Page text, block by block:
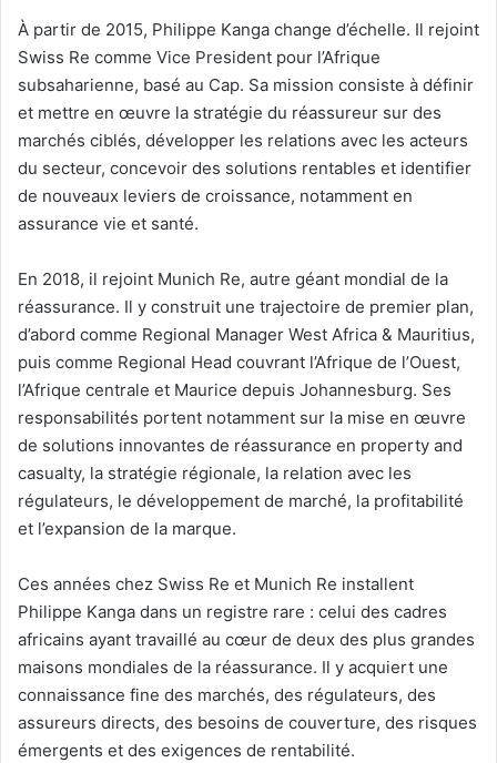
À partir de 2015, Philippe Kanga change d’échelle. Il rejoint
Swiss Re comme Vice President pour l’Afrique
subsaharienne, basé au Cap. Sa mission consiste à définir
et mettre en œuvre la stratégie du réassureur sur des
marchés ciblés, développer les relations avec les acteurs
du secteur, concevoir des solutions rentables et identifier
de nouveaux leviers de croissance, notamment en
assurance vie et santé.
En 2018, il rejoint Munich Re, autre géant mondial de la
réassurance. Il y construit une trajectoire de premier plan,
d’abord comme Regional Manager West Africa & Mauritius,
puis comme Regional Head couvrant l’Afrique de l’Ouest,
l’Afrique centrale et Maurice depuis Johannesburg. Ses
responsabilités portent notamment sur la mise en œuvre
de solutions innovantes de réassurance en property and
casualty, la stratégie régionale, la relation avec les
régulateurs, le développement de marché, la profitabilité
et l’expansion de la marque.
Ces années chez Swiss Re et Munich Re installent
Philippe Kanga dans un registre rare : celui des cadres
africains ayant travaillé au cœur de deux des plus grandes
maisons mondiales de la réassurance. Il y acquiert une
connaissance fine des marchés, des régulateurs, des
assureurs directs, des besoins de couverture, des risques
émergents et des exigences de rentabilité.